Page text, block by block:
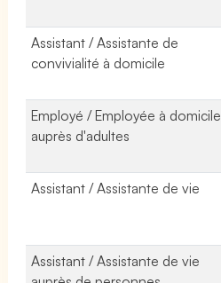
Assistant / Assistante de
convivialité à domicile
Employé / Employée à domicile
auprès d'adultes
Assistant / Assistante de vie
Assistant / Assistante de vie